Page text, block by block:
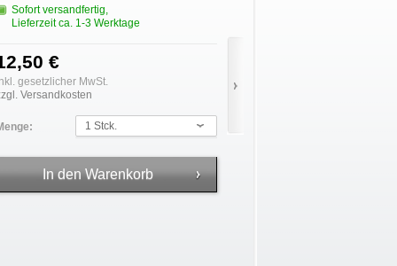
Sofort versandfertig,
Lieferzeit ca. 1-3 Werktage
€
gesetzlicher MwSt.
Versandkosten
1 Stck.